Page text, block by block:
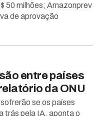
50 milhões; Amazonprev
de aprovação
entre países
da ONU
se os países
trás pela IA, aponta o